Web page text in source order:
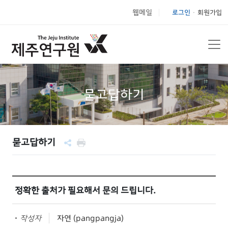
웹메일 로그인 회원가입
묻고답하기
묻고답하기
정확한 출처가 필요해서 문의 드립니다.
작성자
자연 (pangpangja)